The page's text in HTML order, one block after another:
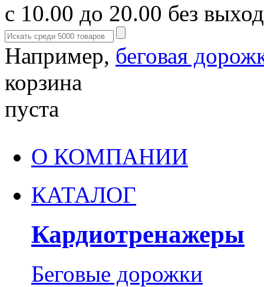
с 10.00 до 20.00 без
Например, беговая
корзина
пуста
О КОМПАНИИ
КАТАЛОГ
Кардиотренажеры
Беговые дорожки